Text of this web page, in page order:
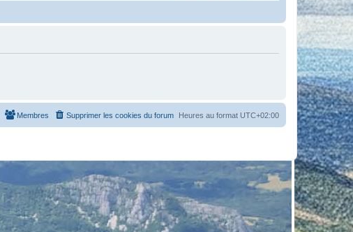
Heures au format UTC+02:00
Supprimer les cookies du forum
Membres